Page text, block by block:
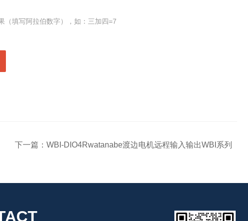
（填写阿拉伯数字），如：三加四=7
下一篇： WBI-DIO4Rwatanabe渡边电机远程输入输出WBI系列